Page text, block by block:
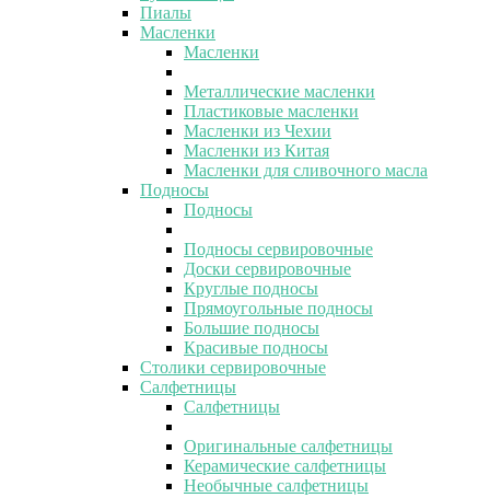
Пиалы
Масленки
Масленки
Металлические масленки
Пластиковые масленки
Масленки из Чехии
Масленки из Китая
Масленки для сливочного масла
Подносы
Подносы
Подносы сервировочные
Доски сервировочные
Круглые подносы
Прямоугольные подносы
Большие подносы
Красивые подносы
Столики сервировочные
Салфетницы
Салфетницы
Оригинальные салфетницы
Керамические салфетницы
Необычные салфетницы